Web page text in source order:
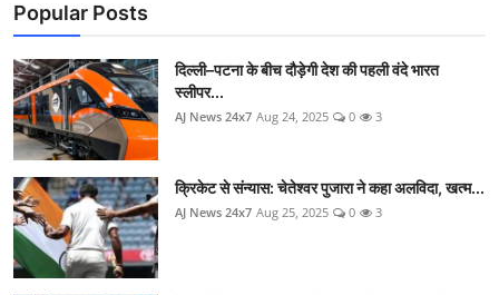
Popular Posts
दिल्ली–पटना के बीच दौड़ेगी देश की पहली वंदे भारत
स्लीपर...
AJ News 24x7 Aug 24, 2025 0 3
क्रिकेट से संन्यास: चेतेश्वर पुजारा ने कहा अलविदा, खत्म...
AJ News 24x7 Aug 25, 2025 0 3